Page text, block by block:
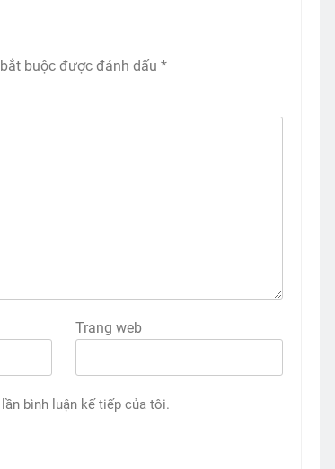
buộc được đánh dấu *
Trang web
bình luận kế tiếp của tôi.